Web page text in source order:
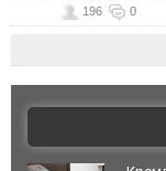
196 0